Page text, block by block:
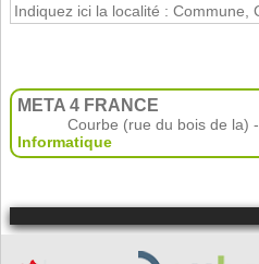
META 4 FRANCE
Courbe (rue du bois de la) -
Informatique